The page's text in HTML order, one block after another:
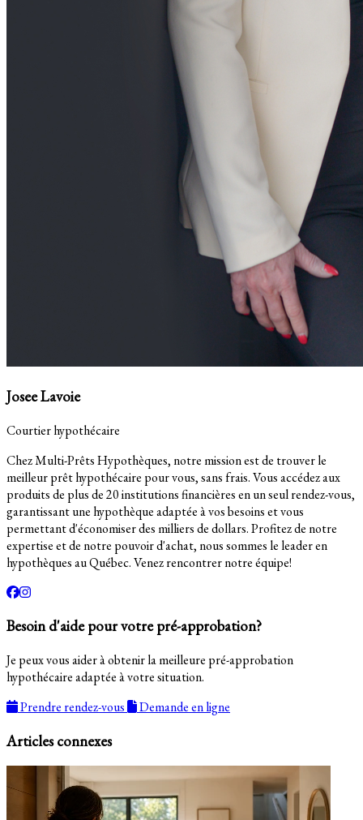
Josee Lavoie
Courtier hypothécaire
Chez Multi-Prêts Hypothèques, notre mission est de trouver le
meilleur prêt hypothécaire pour vous, sans frais. Vous accédez aux
produits de plus de 20 institutions financières en un seul rendez-vous,
garantissant une hypothèque adaptée à vos besoins et vous
permettant d'économiser des milliers de dollars. Profitez de notre
expertise et de notre pouvoir d'achat, nous sommes le leader en
hypothèques au Québec. Venez rencontrer notre équipe!
Besoin d'aide pour votre pré-approbation?
Je peux vous aider à obtenir la meilleure pré-approbation
hypothécaire adaptée à votre situation.
Prendre rendez-vous
Demande en ligne
Articles connexes